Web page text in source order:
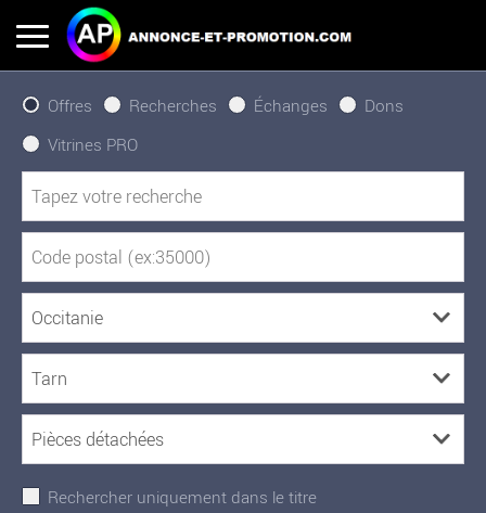
Offres Recherches Échanges
Dons
Vitrines PRO
Rechercher uniquement dans le titre